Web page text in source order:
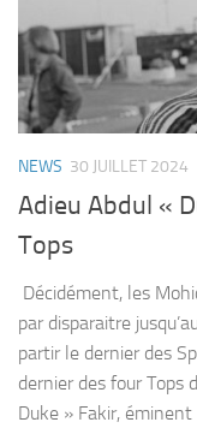
NEWS 30 JUILLET 2024
Adieu Abdul «
Tops
Décidément, les
par disparaitre
partir le dernier des
dernier des four Tops
Duke » Fakir,